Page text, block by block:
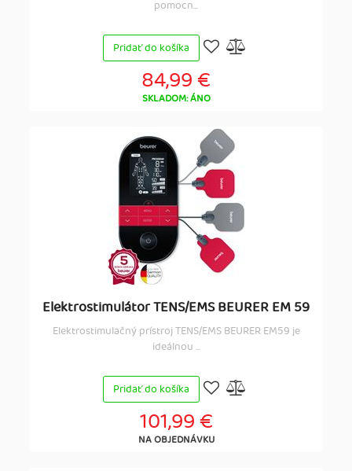
pomocn...
Pridať do košíka
84,99 €
SKLADOM: ÁNO
Elektrostimulátor TENS/EMS BEURER EM 59
Elektrostimulačný prístroj TENS/EMS BEURER EM59 je
ideálnou ...
Pridať do košíka
101,99 €
NA OBJEDNÁVKU